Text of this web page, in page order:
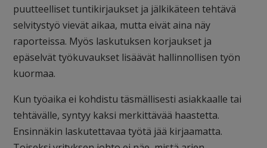
puutteelliset tuntikirjaukset ja jälkikäteen tehtävä
selvitystyö vievät aikaa, mutta eivät aina näy
raporteissa. Myös laskutuksen korjaukset ja
epäselvät työkuvaukset lisäävät hallinnollisen työn
kuormaa.
Kun työaika ei kohdistu täsmällisesti asiakkaalle tai
tehtävälle, syntyy kaksi merkittävää haastetta.
Ensinnäkin laskutettavaa työtä jää kirjaamatta.